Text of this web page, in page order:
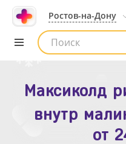
Ростов-на-Дону
Список аптек
Максиколд
внутр
от
Зодак таб.
от